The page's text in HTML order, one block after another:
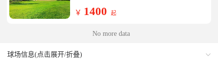
￥ 1400 起
No more data
球场信息(点击展开/折叠)